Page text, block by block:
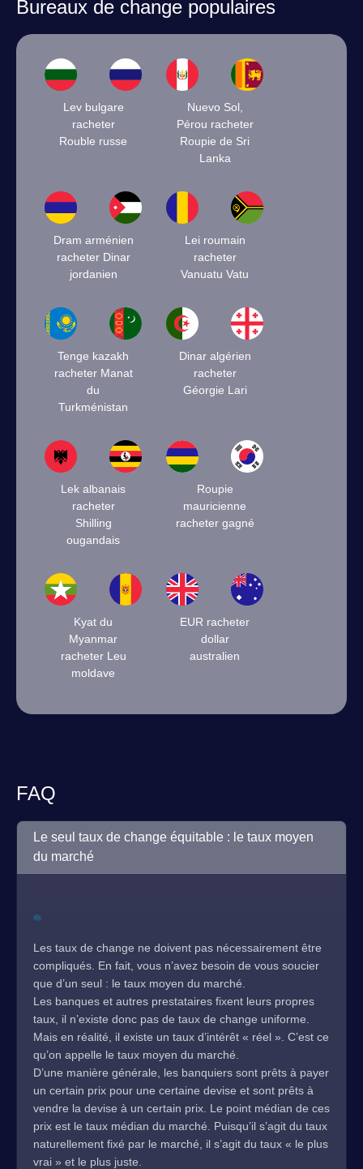
Bureaux de change populaires
Lev bulgare
racheter
Rouble russe
Nuevo Sol,
Pérou racheter
Roupie de Sri
Lanka
Dram arménien
racheter Dinar
jordanien
Lei roumain
racheter
Vanuatu Vatu
Tenge kazakh
racheter Manat
du
Turkménistan
Dinar algérien
racheter
Géorgie Lari
Lek albanais
racheter
Shilling
ougandais
Roupie
mauricienne
racheter gagné
Kyat du
Myanmar
racheter Leu
moldave
EUR racheter
dollar
australien
FAQ
Le seul taux de change équitable : le taux moyen
du marché
Les taux de change ne doivent pas nécessairement être
compliqués. En fait, vous n’avez besoin de vous soucier
que d’un seul : le taux moyen du marché.
Les banques et autres prestataires fixent leurs propres
taux, il n’existe donc pas de taux de change uniforme.
Mais en réalité, il existe un taux d’intérêt « réel ». C’est ce
qu’on appelle le taux moyen du marché.
D’une manière générale, les banquiers sont prêts à payer
un certain prix pour une certaine devise et sont prêts à
vendre la devise à un certain prix. Le point médian de ces
prix est le taux médian du marché. Puisqu’il s’agit du taux
naturellement fixé par le marché, il s’agit du taux « le plus
vrai » et le plus juste.